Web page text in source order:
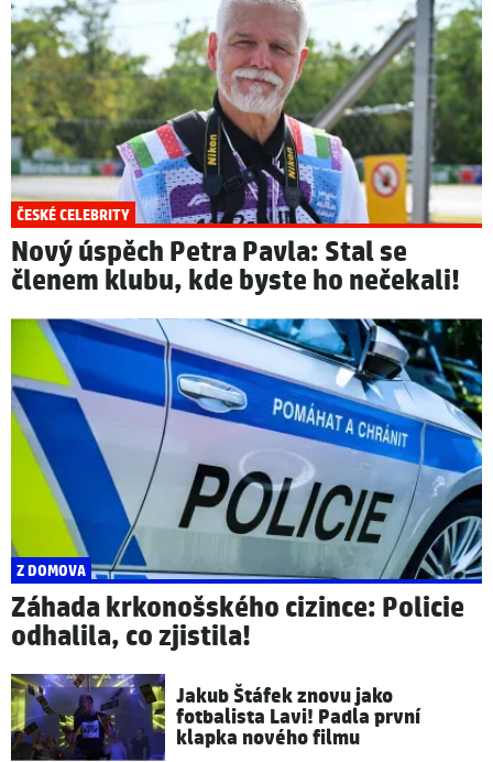
ČESKÉ CELEBRITY
Nový úspěch Petra Pavla: Stal se
členem klubu, kde byste ho nečekali!
Z DOMOVA
Záhada krkonošského cizince: Policie
odhalila, co zjistila!
Jakub Štáfek znovu jako
fotbalista Lavi! Padla první
klapka nového filmu